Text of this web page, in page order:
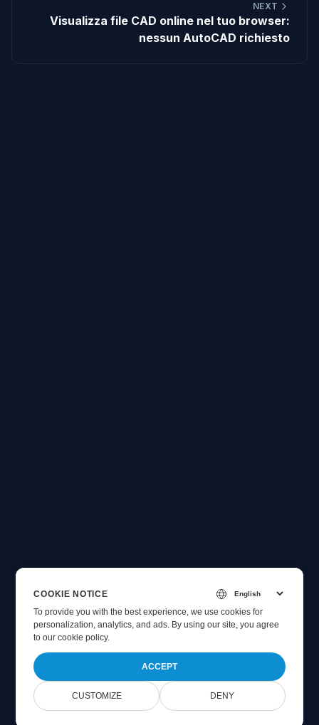
NEXT
Visualizza file CAD online nel tuo browser:
nessun AutoCAD richiesto
COOKIE NOTICE
To provide you with the best experience, we use cookies for
personalization, analytics, and ads. By using our site, you agree
toour cookie policy.
ACCEPT
CUSTOMIZE DENY